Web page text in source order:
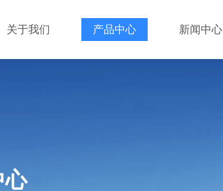
关于我们 产品中心 新闻中心
心